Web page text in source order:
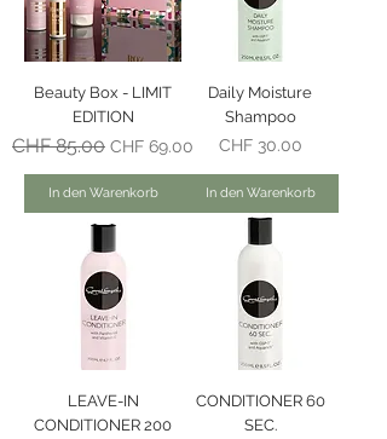
Beauty Box - LIMIT
EDITION
Standardpreis
CHF 85.00 Sale-Preis
CHF 69.00
In den Warenkorb
Daily Moisture
Shampoo
Preis
CHF 30.00
In den Warenkorb
LEAVE-IN
CONDITIONER 200
CONDITIONER 60
SEC.